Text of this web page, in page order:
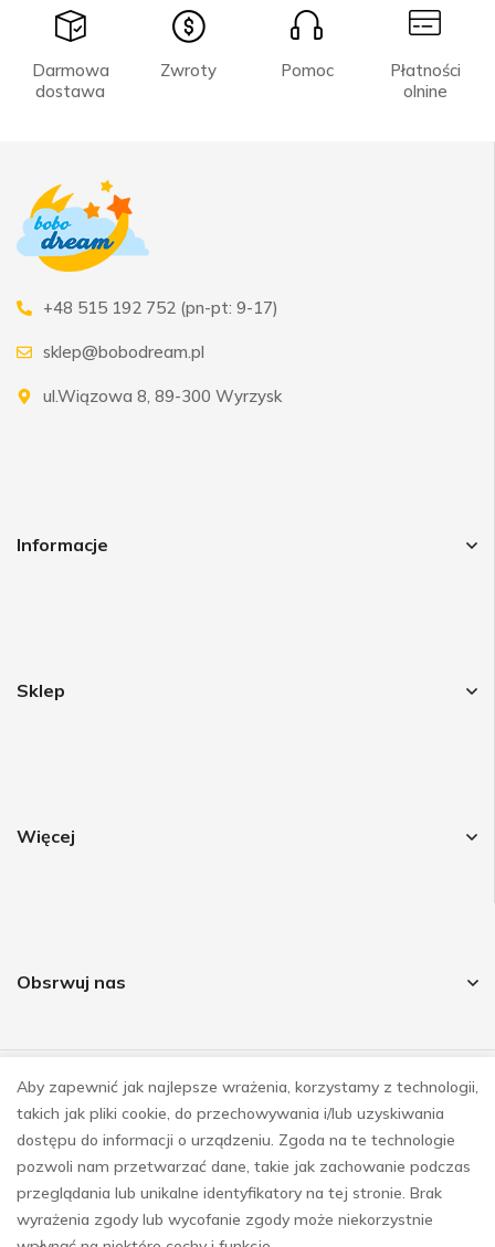
Darmowa
dostawa
Zwroty Pomoc
Płatności
olnine
+48 515 192 752 (pn-pt: 9-17)
sklep@bobodream.pl
ul.Wiązowa 8, 89-300 Wyrzysk
Informacje
Sklep
Więcej
Obsrwuj nas
© COPYRIGHT 2023
REALIZACJAE-SKLEPY INVESTNET
Aby zapewnić jak najlepsze wrażenia, korzystamy z technologii,
takich jak pliki cookie, do przechowywania i/lub uzyskiwania
dostępu do informacji o urządzeniu. Zgoda na te technologie
pozwoli nam przetwarzać dane, takie jak zachowanie podczas
przeglądania lub unikalne identyfikatory na tej stronie. Brak
wyrażenia zgody lub wycofanie zgody może niekorzystnie